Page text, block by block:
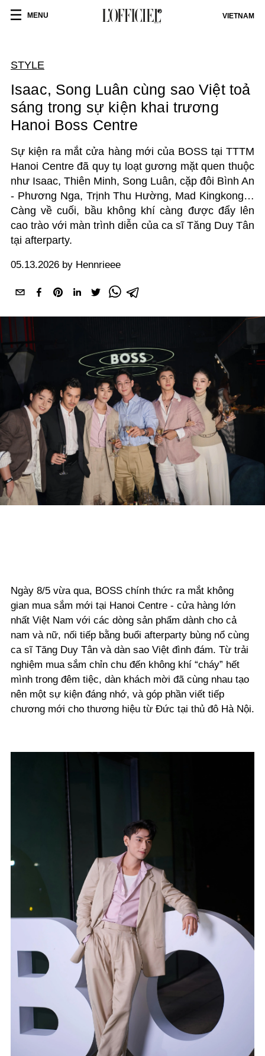
MENU VIETNAM
STYLE
Isaac, Song Luân cùng sao Việt toả
sáng trong sự kiện khai trương
Hanoi Boss Centre
Sự kiện ra mắt cửa hàng mới của BOSS tại TTTM
Hanoi Centre đã quy tụ loạt gương mặt quen thuộc
như Isaac, Thiên Minh, Song Luân, cặp đôi Bình An
- Phương Nga, Trịnh Thu Hường, Mad Kingkong…
Càng về cuối, bầu không khí càng được đẩy lên
cao trào với màn trình diễn của ca sĩ Tăng Duy Tân
tại afterparty.
05.13.2026 by Hennrieee
Ngày 8/5 vừa qua, BOSS chính thức ra mắt không
gian mua sắm mới tại Hanoi Centre - cửa hàng lớn
nhất Việt Nam với các dòng sản phẩm dành cho cả
nam và nữ, nối tiếp bằng buổi afterparty bùng nổ cùng
ca sĩ Tăng Duy Tân và dàn sao Việt đình đám. Từ trải
nghiệm mua sắm chỉn chu đến không khí “cháy” hết
mình trong đêm tiệc, dàn khách mời đã cùng nhau tạo
nên một sự kiện đáng nhớ, và góp phần viết tiếp
chương mới cho thương hiệu từ Đức tại thủ đô Hà Nội.